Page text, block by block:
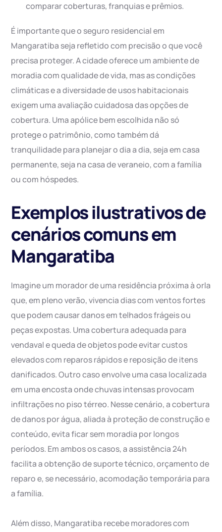
comparar coberturas, franquias e prêmios.
É importante que o seguro residencial em
Mangaratiba seja refletido com precisão o que você
precisa proteger. A cidade oferece um ambiente de
moradia com qualidade de vida, mas as condições
climáticas e a diversidade de usos habitacionais
exigem uma avaliação cuidadosa das opções de
cobertura. Uma apólice bem escolhida não só
protege o patrimônio, como também dá
tranquilidade para planejar o dia a dia, seja em casa
permanente, seja na casa de veraneio, com a família
ou com hóspedes.
Exemplos ilustrativos de
cenários comuns em
Mangaratiba
Imagine um morador de uma residência próxima à orla
que, em pleno verão, vivencia dias com ventos fortes
que podem causar danos em telhados frágeis ou
peças expostas. Uma cobertura adequada para
vendaval e queda de objetos pode evitar custos
elevados com reparos rápidos e reposição de itens
danificados. Outro caso envolve uma casa localizada
em uma encosta onde chuvas intensas provocam
infiltrações no piso térreo. Nesse cenário, a cobertura
de danos por água, aliada à proteção de construção e
conteúdo, evita ficar sem moradia por longos
períodos. Em ambos os casos, a assistência 24h
facilita a obtenção de suporte técnico, orçamento de
reparo e, se necessário, acomodação temporária para
a família.
Além disso, Mangaratiba recebe moradores com